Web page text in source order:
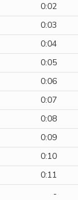
0:02
0:03
0:04
0:05
0:06
0:07
0:08
0:09
0:10
0:11
-